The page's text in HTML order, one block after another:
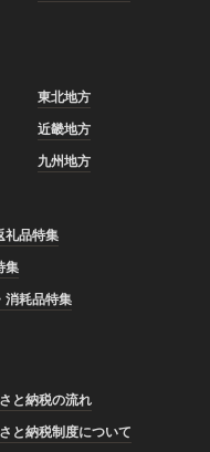
東北地方
近畿地方
九州地方
礼品特集
集
消耗品特集
と納税の流れ
と納税制度について